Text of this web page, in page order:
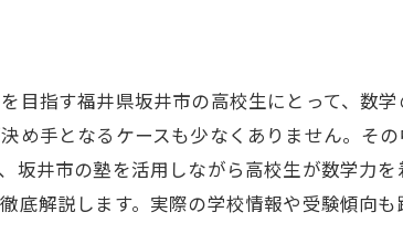
目指す福井県坂井市の高校生にとって、数
め手となるケースも少なくありません。そ
坂井市の塾を活用しながら高校生が数学力
底解説します。実際の学校情報や受験傾向